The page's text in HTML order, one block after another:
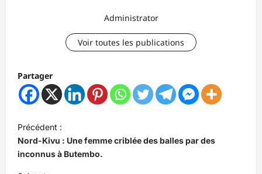
Administrator
Voir toutes les publications
Partager
N
a
v
Précédent :
Nord-Kivu : Une femme criblée des balles par des
inconnus à Butembo.